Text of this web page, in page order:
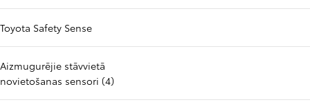
Toyota Safety Sense
Aizmugurējie stāvvietā
novietošanas sensori (4)